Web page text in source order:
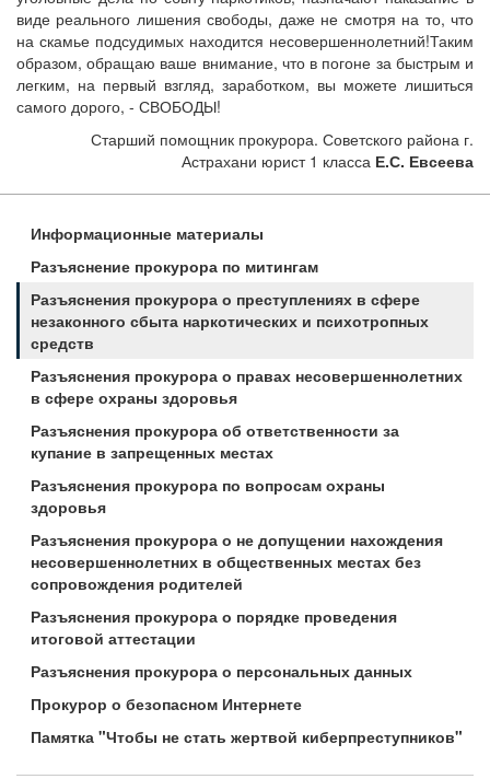
виде реального лишения свободы, даже не смотря на то, что
на скамье подсудимых находится несовершеннолетний!Таким
образом, обращаю ваше внимание, что в погоне за быстрым и
легким, на первый взгляд, заработком, вы можете лишиться
самого дорого, - СВОБОДЫ!
Старший помощник прокурора. Советского района г.
Астрахани юрист 1 класса Е.С. Евсеева
Информационные материалы
Разъяснение прокурора по митингам
Разъяснения прокурора о преступлениях в сфере
незаконного сбыта наркотических и психотропных
средств
Разъяснения прокурора о правах несовершеннолетних
в сфере охраны здоровья
Разъяснения прокурора об ответственности за
купание в запрещенных местах
Разъяснения прокурора по вопросам охраны
здоровья
Разъяснения прокурора о не допущении нахождения
несовершеннолетних в общественных местах без
сопровождения родителей
Разъяснения прокурора о порядке проведения
итоговой аттестации
Разъяснения прокурора о персональных данных
Прокурор о безопасном Интернете
Памятка "Чтобы не стать жертвой киберпреступников"